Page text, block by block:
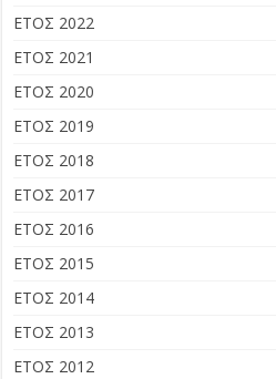
ΕΤΟΣ 2022
ΕΤΟΣ 2021
ΕΤΟΣ 2020
ΕΤΟΣ 2019
ΕΤΟΣ 2018
ΕΤΟΣ 2017
ΕΤΟΣ 2016
ΕΤΟΣ 2015
ΕΤΟΣ 2014
ΕΤΟΣ 2013
ΕΤΟΣ 2012